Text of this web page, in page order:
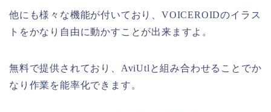
他にも様々な機能が付いており、VOICEROIDのイラス
トをかなり自由に動かすことが出来ますよ。
無料で提供されており、AviUtlと組み合わせることでか
なり作業を能率化できます。